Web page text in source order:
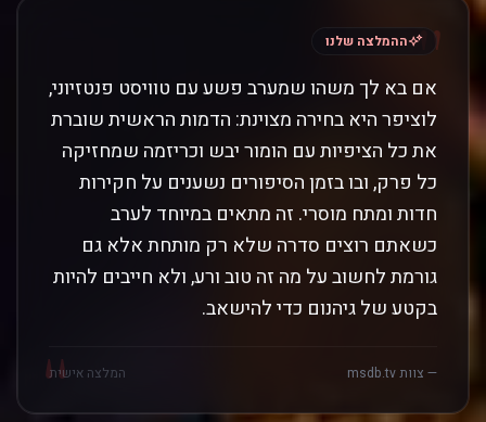
"
"
ההמלצה שלנו
אם בא לך משהו שמערב פשע עם טוויסט פנטזיוני,
לוציפר היא בחירה מצוינת: הדמות הראשית שוברת
את כל הציפיות עם הומור יבש וכריזמה שמחזיקה
כל פרק, ובו בזמן הסיפורים נשענים על חקירות
חדות ומתח מוסרי. זה מתאים במיוחד לערב
כשאתם רוצים סדרה שלא רק מותחת אלא גם
גורמת לחשוב על מה זה טוב ורע, ולא חייבים להיות
בקטע של גיהנום כדי להישאב.
— צוות msdb.tv המלצה אישית